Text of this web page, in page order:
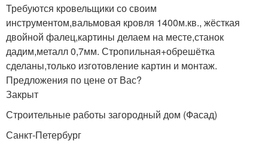
Требуются кровельщики со своим
инструментом,вальмовая кровля 1400м.кв., жёсткая
двойной фалец,картины делаем на месте,станок
дадим,металл 0,7мм. Стропильная+обрешётка
сделаны,только изготовление картин и монтаж.
Предложения по цене от Вас?
Закрыт
Строительные работы загородный дом (Фасад)
Санкт-Петербург